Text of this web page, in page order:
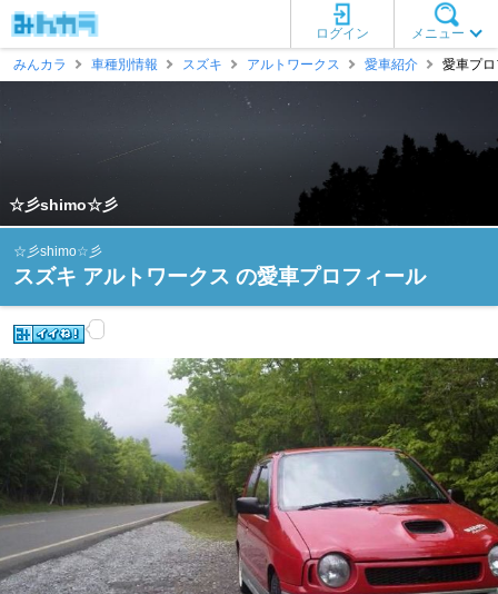
メニュー
ログイン
みんカラ
車種別情報 スズキ アルトワークス 愛車紹介 愛車プ
☆彡shimo☆彡
☆彡shimo☆彡
スズキ アルトワークス の愛車プロフィール